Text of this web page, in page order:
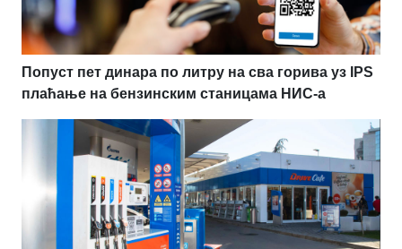
Попуст пет динара по литру на сва горива уз IPS
плаћање на бензинским станицама НИС-а